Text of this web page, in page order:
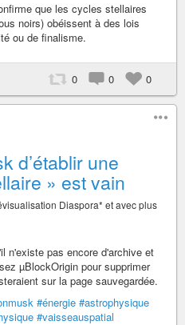
que les cycles stellaires
noirs) obéissent à des lois
ou de finalisme.
0 0 0
d’établir une
» est vain
Diaspora* et avec plus
n'existe pas encore d'archive et
µBlockOrigin pour supprimer
sur la page sauvegardée.
#énergie #astrophysique
#vaisseauspatial